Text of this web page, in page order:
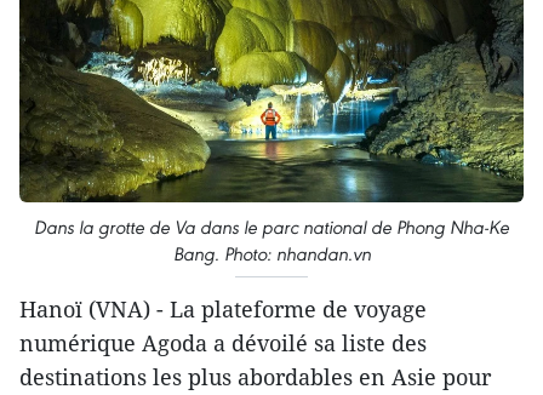
Dans la grotte de Va dans le parc national de Phong Nha-Ke
Bang. Photo: nhandan.vn
Hanoï (VNA) - La plateforme de voyage
numérique Agoda a dévoilé sa liste des
destinations les plus abordables en Asie pour